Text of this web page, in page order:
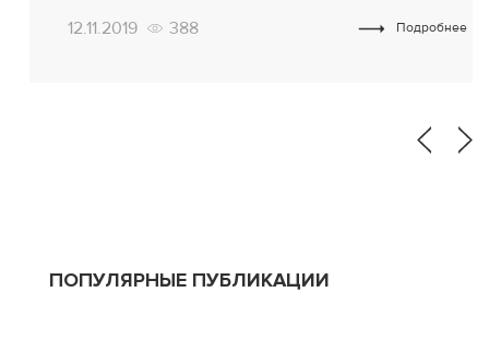
рассмотрения либо же в период вступления
12.11.2019 388 Подробнее
ПОПУЛЯРНЫЕ ПУБЛИКАЦИИ